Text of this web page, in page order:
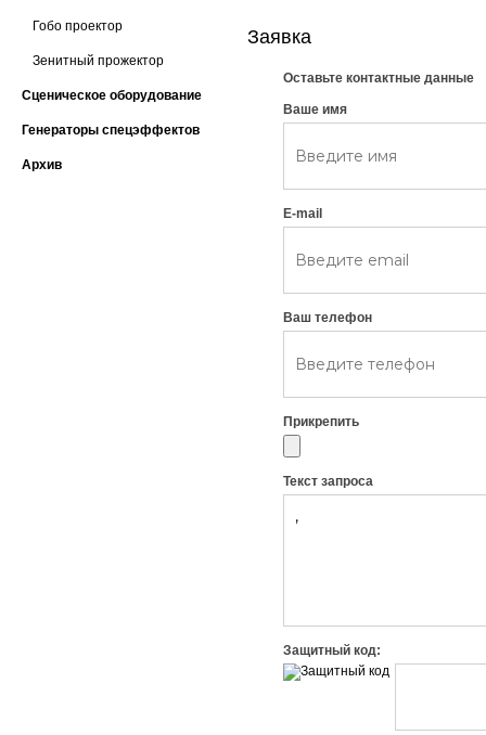
Гобо проектор
Зенитный прожектор
Сценическое оборудование
Генераторы спецэффектов
Архив
Заявка
Оставьте контактные данные
Ваше имя
E-mail
Ваш телефон
Прикрепить
Текст запроса
Защитный код: